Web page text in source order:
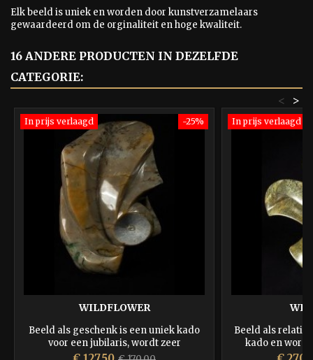
Elk beeld is uniek en worden door kunstverzamelaars
gewaardeerd om de orginaliteit en hoge kwaliteit.
16 ANDERE PRODUCTEN IN DEZELFDE
CATEGORIE:
>
<
-25%
In prijs verlaagd
WILDFLOWER
Beeld als geschenk is een uniek kado
voor een jubilaris, wordt zeer
gewaardeerd en blijft altijd in beeld
Prijs Normale
In prijs verlaagd
Beeld als
kado en
Prijs